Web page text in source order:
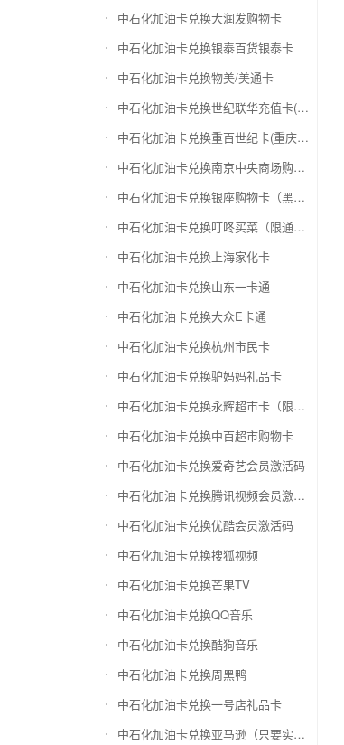
中石化加油卡兑换大润发购物卡
中石化加油卡兑换银泰百货银泰卡
中石化加油卡兑换物美/美通卡
中石化加油卡兑换世纪联华充值卡(杭州联华)
中石化加油卡兑换重百世纪卡(重庆百货)
中石化加油卡兑换南京中央商场购物卡
中石化加油卡兑换银座购物卡（黑卡）
中石化加油卡兑换叮咚买菜（限通用礼品卡）
中石化加油卡兑换上海家化卡
中石化加油卡兑换山东一卡通
中石化加油卡兑换大众E卡通
中石化加油卡兑换杭州市民卡
中石化加油卡兑换驴妈妈礼品卡
中石化加油卡兑换永辉超市卡（限实体卡）
中石化加油卡兑换中百超市购物卡
中石化加油卡兑换爱奇艺会员激活码
中石化加油卡兑换腾讯视频会员激活码
中石化加油卡兑换优酷会员激活码
中石化加油卡兑换搜狐视频
中石化加油卡兑换芒果TV
中石化加油卡兑换QQ音乐
中石化加油卡兑换酷狗音乐
中石化加油卡兑换周黑鸭
中石化加油卡兑换一号店礼品卡
中石化加油卡兑换亚马逊（只要实体卡）